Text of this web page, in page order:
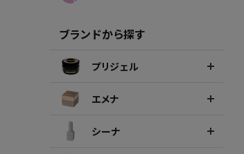
ブランドから探す
プリジェル
エメナ
シーナ